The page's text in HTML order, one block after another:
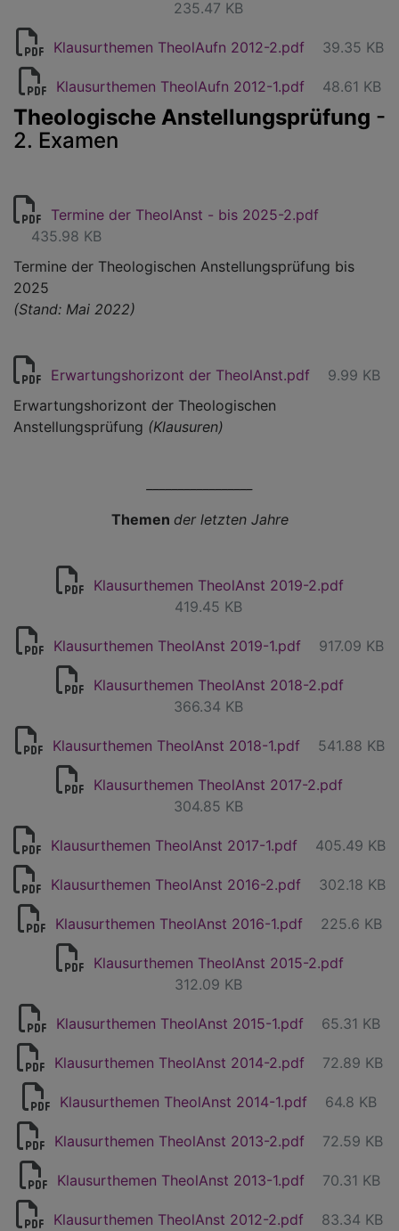
235.47 KB
Klausurthemen TheolAufn 2012-2.pdf 39.35 KB
Klausurthemen TheolAufn 2012-1.pdf 48.61 KB
Theologische Anstellungsprüfung -
2. Examen
Termine der TheolAnst - bis 2025-2.pdf
435.98 KB
Termine der Theologischen Anstellungsprüfung bis
2025
(Stand: Mai 2022)
Erwartungshorizont der TheolAnst.pdf
9.99 KB
Erwartungshorizont der Theologischen
Anstellungsprüfung (Klausuren)
Themen der letzten Jahre
Klausurthemen TheolAnst 2019-2.pdf
419.45 KB
Klausurthemen TheolAnst 2019-1.pdf 917.09 KB
Klausurthemen TheolAnst 2018-2.pdf
366.34 KB
Klausurthemen TheolAnst 2018-1.pdf 541.88 KB
Klausurthemen TheolAnst 2017-2.pdf
304.85 KB
Klausurthemen TheolAnst 2017-1.pdf 405.49 KB
Klausurthemen TheolAnst 2016-2.pdf 302.18 KB
Klausurthemen TheolAnst 2016-1.pdf 225.6 KB
Klausurthemen TheolAnst 2015-2.pdf
312.09 KB
Klausurthemen TheolAnst 2015-1.pdf 65.31 KB
Klausurthemen TheolAnst 2014-2.pdf 72.89 KB
Klausurthemen TheolAnst 2014-1.pdf 64.8 KB
Klausurthemen TheolAnst 2013-2.pdf 72.59 KB
Klausurthemen TheolAnst 2013-1.pdf 70.31 KB
Klausurthemen TheolAnst 2012-2.pdf 83.34 KB